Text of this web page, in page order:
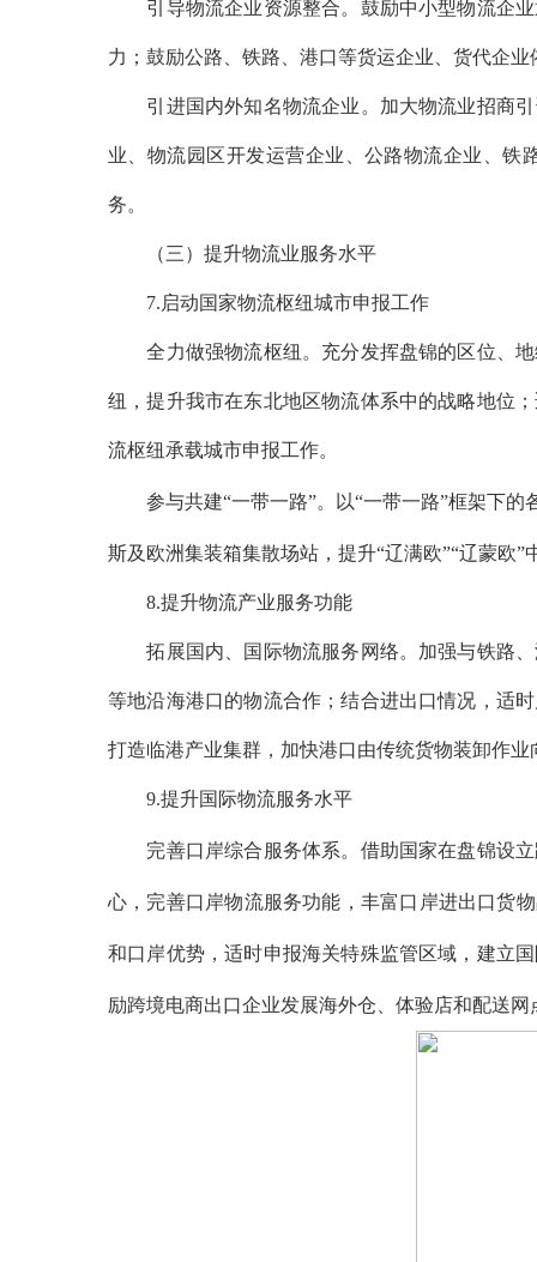
引导物流企业资源整合。鼓励中小型物流企业
力；鼓励公路、铁路、港口等货运企业、货代企
引进国内外知名物流企业。加大物流业招商引
业、物流园区开发运营企业、公路物流企业、铁
务。
（三）提升物流业服务水平
7.启动国家物流枢纽城市申报工作
全力做强物流枢纽。充分发挥盘锦的区位、地
纽，提升我市在东北地区物流体系中的战略地位
流枢纽承载城市申报工作。
参与共建“一带一路”。以“一带一路”框架下
斯及欧洲集装箱集散场站，提升“辽满欧”“辽蒙欧
8.提升物流产业服务功能
拓展国内、国际物流服务网络。加强与铁路、
等地沿海港口的物流合作；结合进出口情况，适
打造临港产业集群，加快港口由传统货物装卸作
9.提升国际物流服务水平
完善口岸综合服务体系。借助国家在盘锦设立
心，完善口岸物流服务功能，丰富口岸进出口货
和口岸优势，适时申报海关特殊监管区域，建立
励跨境电商出口企业发展海外仓、体验店和配送